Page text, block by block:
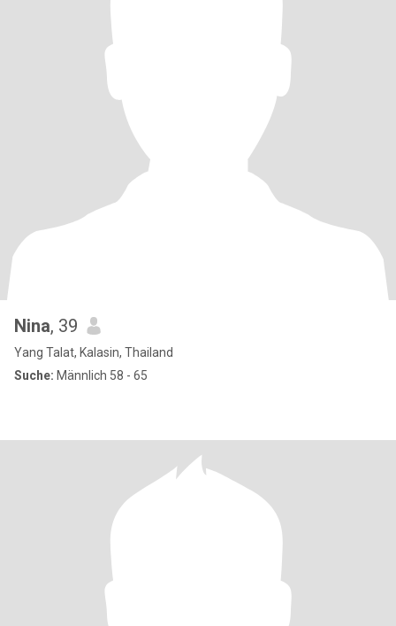
Nina, 39
Yang Talat, Kalasin, Thailand
Suche: Männlich 58 - 65